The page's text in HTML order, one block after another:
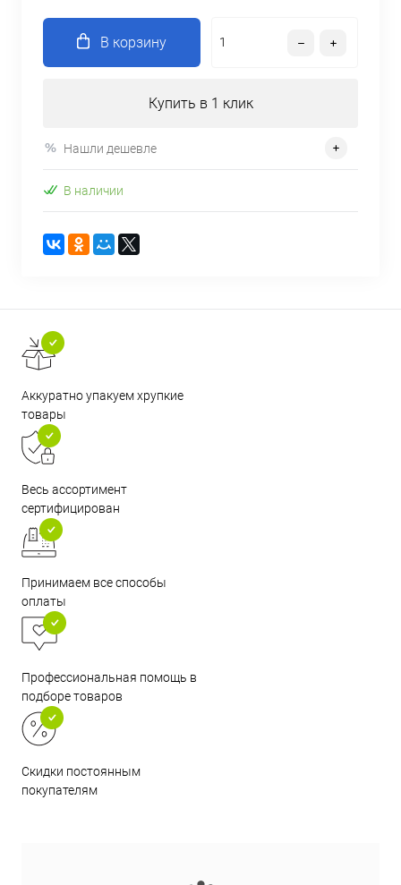
В корзину
Купить в 1 клик
Нашли дешевле
В наличии
Аккуратно упакуем хрупкие
товары
Весь ассортимент
сертифицирован
Принимаем все способы
оплаты
Профессиональная помощь в
подборе товаров
Скидки постоянным
покупателям